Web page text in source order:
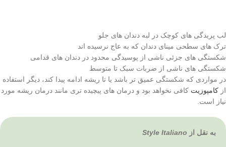
لب پریدگی های کوچک در لبه دندان های جلو
ترک های سطحی مینای دندان که به عاج نرسیده اند
شکستگی های جزئی ناشی از پوسیدگی محدود در دندان های قدامی
شکستگی های ناشی از ضربات سبک تا متوسط
در مواردی که شکستگی عمیق تر باشد یا تا ریشه ادامه پیدا کند، دیگر استفاده
از کامپوزیت کافی نخواهد بود و درمان های پیچیده تری مانند درمان ریشه مورد
نیاز است.
به نقل از Style Italiano